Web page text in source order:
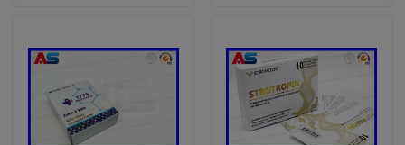
Fabrik-Ausflug